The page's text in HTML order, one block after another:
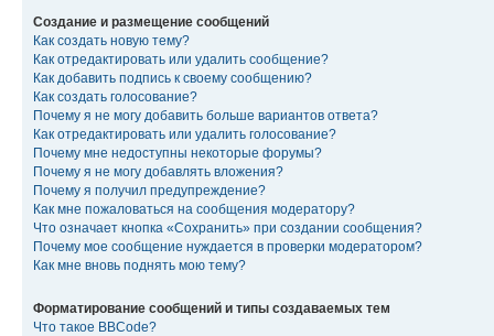
Создание и размещение сообщений
Как создать новую тему?
Как отредактировать или удалить сообщение?
Как добавить подпись к своему сообщению?
Как создать голосование?
Почему я не могу добавить больше вариантов ответа?
Как отредактировать или удалить голосование?
Почему мне недоступны некоторые форумы?
Почему я не могу добавлять вложения?
Почему я получил предупреждение?
Как мне пожаловаться на сообщения модератору?
Что означает кнопка «Сохранить» при создании сообщения?
Почему мое сообщение нуждается в проверки модератором?
Как мне вновь поднять мою тему?
Форматирование сообщений и типы создаваемых тем
Что такое BBCode?